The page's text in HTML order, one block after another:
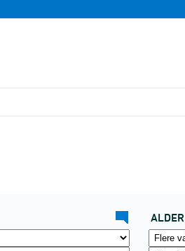
ALDER